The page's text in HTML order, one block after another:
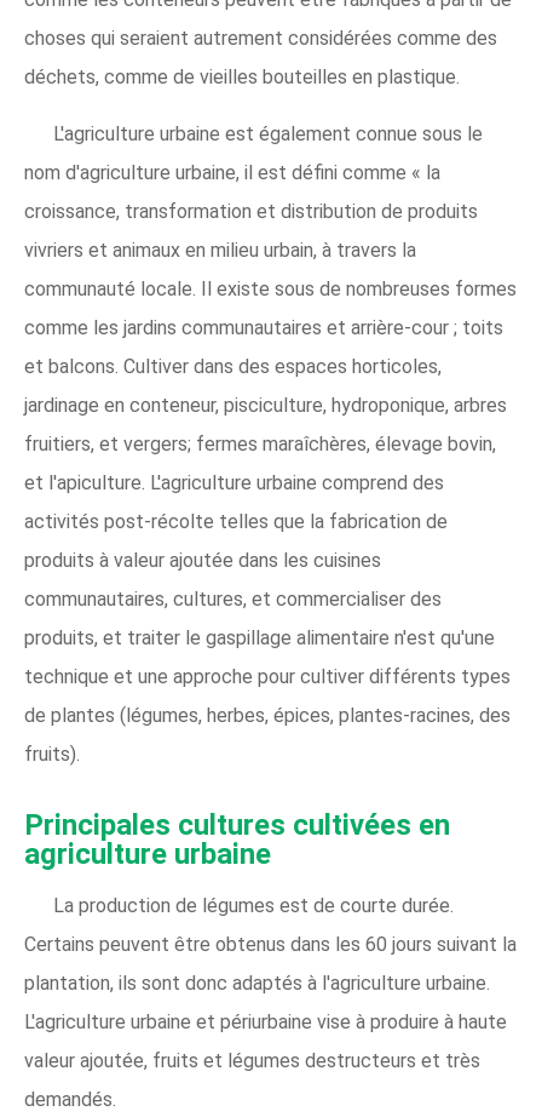
choses qui seraient autrement considérées comme des
déchets, comme de vieilles bouteilles en plastique.
L'agriculture urbaine est également connue sous le
nom d'agriculture urbaine, il est défini comme « la
croissance, transformation et distribution de produits
vivriers et animaux en milieu urbain, à travers la
communauté locale. Il existe sous de nombreuses formes
comme les jardins communautaires et arrière-cour ; toits
et balcons. Cultiver dans des espaces horticoles,
jardinage en conteneur, pisciculture, hydroponique, arbres
fruitiers, et vergers; fermes maraîchères, élevage bovin,
et l'apiculture. L'agriculture urbaine comprend des
activités post-récolte telles que la fabrication de
produits à valeur ajoutée dans les cuisines
communautaires, cultures, et commercialiser des
produits, et traiter le gaspillage alimentaire n'est qu'une
technique et une approche pour cultiver différents types
de plantes (légumes, herbes, épices, plantes-racines, des
fruits).
Principales cultures cultivées en
agriculture urbaine
La production de légumes est de courte durée.
Certains peuvent être obtenus dans les 60 jours suivant la
plantation, ils sont donc adaptés à l'agriculture urbaine.
L'agriculture urbaine et périurbaine vise à produire à haute
valeur ajoutée, fruits et légumes destructeurs et très
demandés.